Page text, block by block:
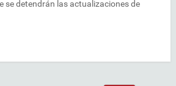
se detendrán las actualizaciones de